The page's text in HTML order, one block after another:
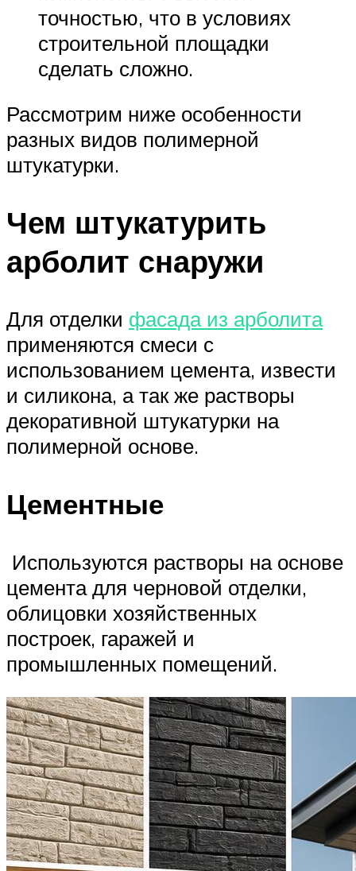
точностью, что в условиях
строительной площадки
сделать сложно.
Рассмотрим ниже особенности
разных видов полимерной
штукатурки.
Чем штукатурить
арболит снаружи
Для отделки фасада из арболита
применяются смеси с
использованием цемента, извести
и силикона, а так же растворы
декоративной штукатурки на
полимерной основе.
Цементные
Используются растворы на основе
цемента для черновой отделки,
облицовки хозяйственных
построек, гаражей и
промышленных помещений.